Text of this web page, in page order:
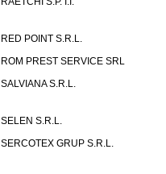
RED POINT S.R.L.
ROM PREST SERVICE SRL
SALVIANA S.R.L.
SELEN S.R.L.
SERCOTEX GRUP S.R.L.